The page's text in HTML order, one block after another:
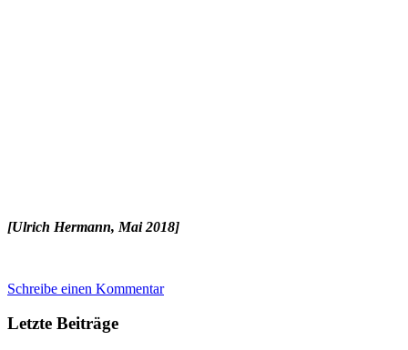
[Ulrich Hermann, Mai 2018]
Schreibe einen Kommentar
Letzte Beiträge